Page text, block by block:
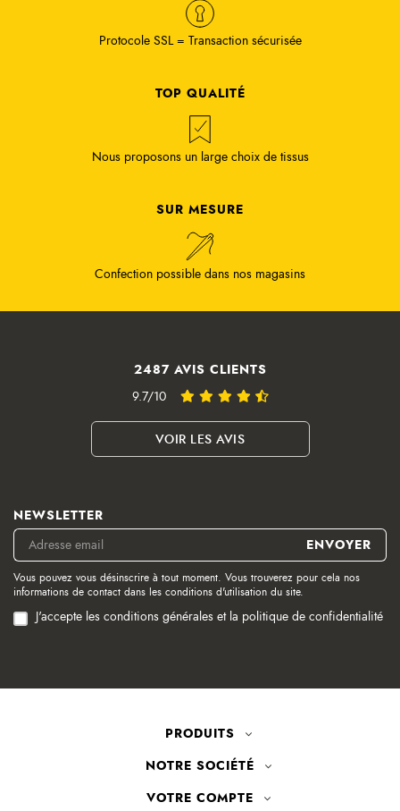
Protocole SSL = Transaction sécurisée
TOP QUALITÉ
Nous proposons un large choix de tissus
SUR MESURE
Confection possible dans nos magasins
2487 AVIS CLIENTS
9.7/10
VOIR LES AVIS
NEWSLETTER
Vous pouvez vous désinscrire à tout moment. Vous trouverez pour cela nos
informations de contact dans les conditions d'utilisation du site.
J'accepte les conditions générales et la politique de confidentialité
PRODUITS
NOTRE SOCIÉTÉ
VOTRE COMPTE